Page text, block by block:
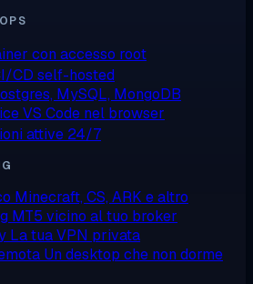
con accesso root
CD self-hosted
MySQL, MongoDB
VS Code nel browser
attive 24/7
Minecraft, CS, ARK e altro
MT5 vicino al tuo broker
La tua VPN privata
Un desktop che non dorme